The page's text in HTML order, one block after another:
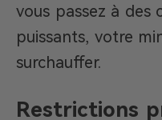
vous passez à des
puissants, votre
surchauffer.
Restrictions